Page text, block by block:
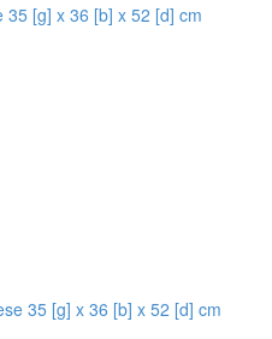
35 [g] x 36 [b] x 52 [d] cm